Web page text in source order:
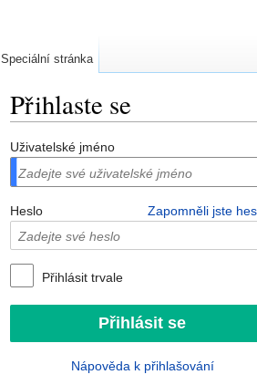
Přihlaste se
Uživatelské jméno
Heslo Zapomněli jste
Přihlásit trvale
Nápověda k přihlašování
Speciální stránka